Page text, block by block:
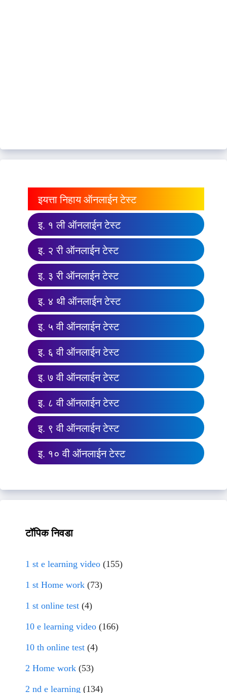
इयत्ता निहाय ऑनलाईन टेस्ट
इ. १ ली ऑनलाईन टेस्ट
इ. २ री ऑनलाईन टेस्ट
इ. ३ री ऑनलाईन टेस्ट
इ. ४ थी ऑनलाईन टेस्ट
इ. ५ वी ऑनलाईन टेस्ट
इ. ६ वी ऑनलाईन टेस्ट
इ. ७ वी ऑनलाईन टेस्ट
इ. ८ वी ऑनलाईन टेस्ट
इ. ९ वी ऑनलाईन टेस्ट
इ. १० वी ऑनलाईन टेस्ट
टॉपिक निवडा
1 st e learning video (155)
1 st Home work (73)
1 st online test (4)
10 e learning video (166)
10 th online test (4)
2 Home work (53)
2 nd e learning (134)